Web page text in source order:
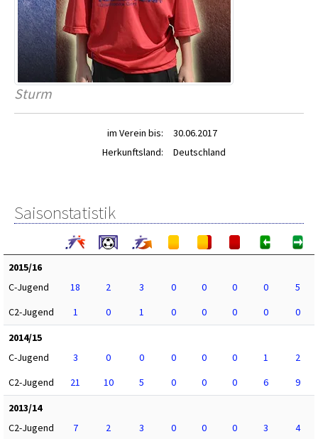
Sturm
im Verein bis:
30.06.2017
Herkunftsland:
Deutschland
Saisonstatistik
2015/16
C-Jugend
18 2 3 0 0 0 0
5
C2-Jugend
1 0 1 0 0 0 0
0
2014/15
C-Jugend
3 0 0 0 0 0 1
2
C2-Jugend
21 10 5 0 0 0 6
9
2013/14
C2-Jugend
7 2 3 0 0 0 3
4